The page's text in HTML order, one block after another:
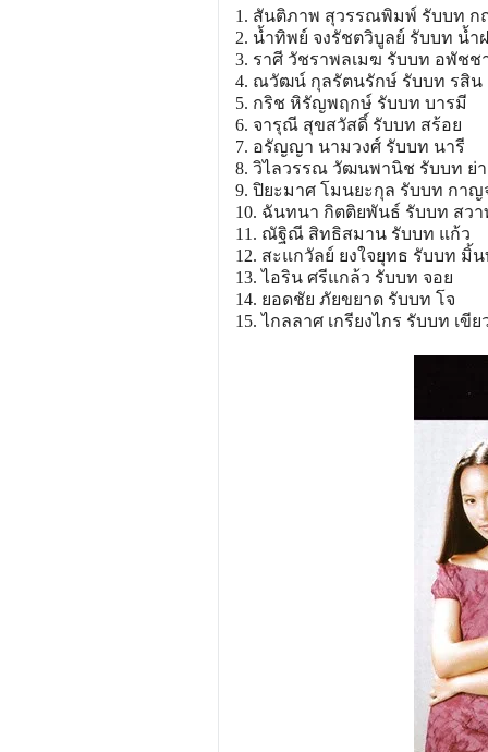
1. สันติภาพ สุวรรณพิมพ์ รับบท ก
2. น้ำทิพย์ จงรัชตวิบูลย์ รับบท น้ำ
3. ราศี วัชราพลเมฆ รับบท อพัชช
4. ณวัฒน์ กุลรัตนรักษ์ รับบท รสิน
5. กริช หิรัญพฤกษ์ รับบท บารมี
6. จารุณี สุขสวัสดิ์ รับบท สร้อย
7. อรัญญา นามวงศ์ รับบท นารี
8. วิไลวรรณ วัฒนพานิช รับบท ย่
9. ปิยะมาศ โมนยะกุล รับบท กาญ
10. ฉันทนา กิตติยพันธ์ รับบท สวา
11. ณัฐิณี สิทธิสมาน รับบท แก้ว
12. สะแกวัลย์ ยงใจยุทธ รับบท มิ้
13. ไอริน ศรีแกล้ว รับบท จอย
14. ยอดชัย ภัยขยาด รับบท โจ
15. ไกลลาศ เกรียงไกร รับบท เขีย